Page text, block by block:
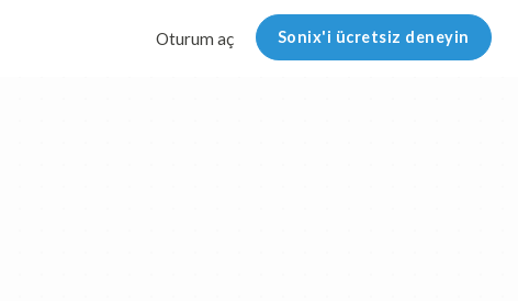
Oturum aç Sonix'i ücretsiz deneyin